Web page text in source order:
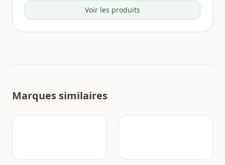
Voir les produits
Marques similaires